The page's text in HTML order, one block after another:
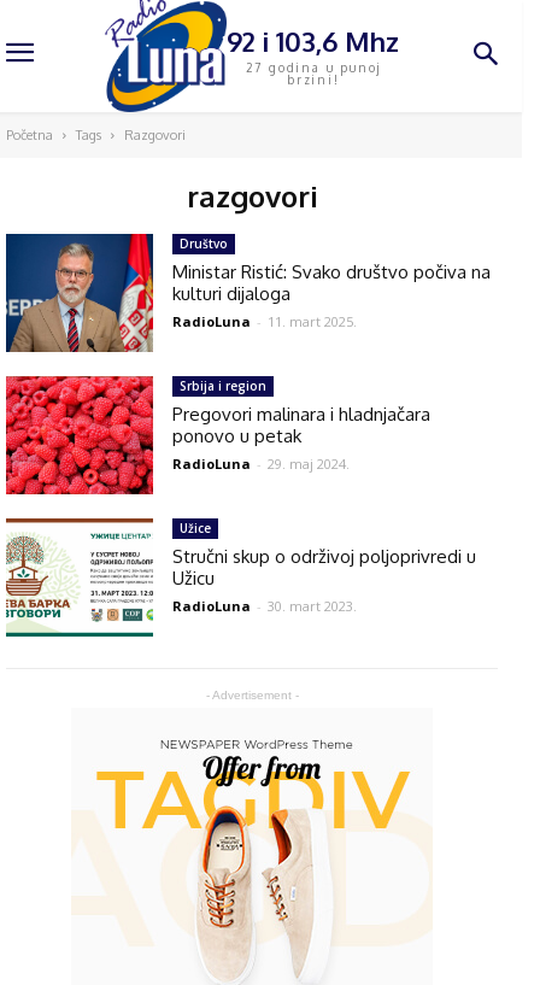
92 i 103,6 Mhz
27 godina u punoj
brzini!
Početna Tags Razgovori
razgovori
- Advertisement -
Društvo
Ministar Ristić: Svako društvo počiva na
kulturi dijaloga
RadioLuna - 11. mart 2025.
Srbija i region
Pregovori malinara i hladnjačara
ponovo u petak
RadioLuna - 29. maj 2024.
Užice
Stručni skup o održivoj poljoprivredi u
Užicu
RadioLuna - 30. mart 2023.